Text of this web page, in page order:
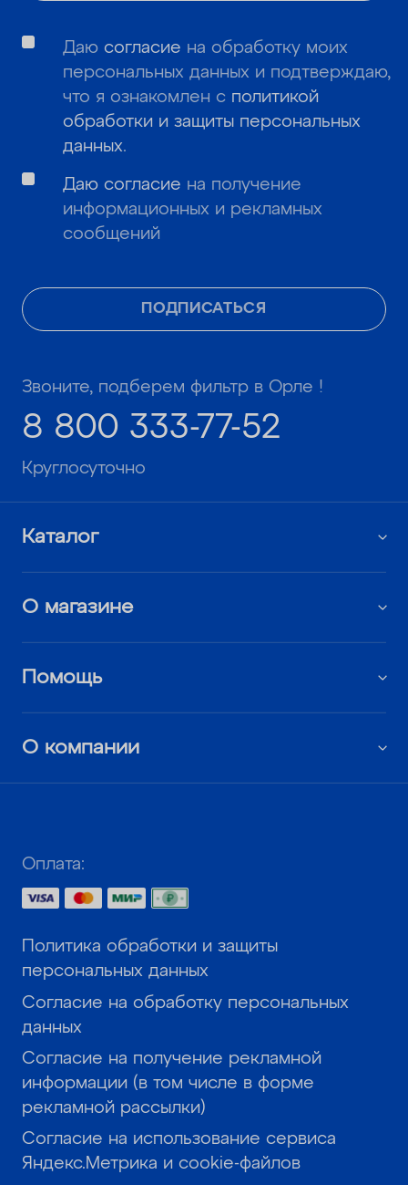
ПОДПИСАТЬСЯ
Даю согласие на обработку моих
персональных данных и подтверждаю,
что я ознакомлен с политикой
обработки и защиты персональных
данных.
Даю согласие на получение
информационных и рекламных
сообщений
Звоните, подберем фильтр в Орле !
8 800 333-77-52
Круглосуточно
Каталог
О магазине
Помощь
О компании
Оплата:
Политика обработки и защиты
персональных данных
Согласие на обработку персональных
данных
Согласие на получение рекламной
информации (в том числе в форме
рекламной рассылки)
Согласие на использование сервиса
Яндекс.Метрика и cookie-файлов